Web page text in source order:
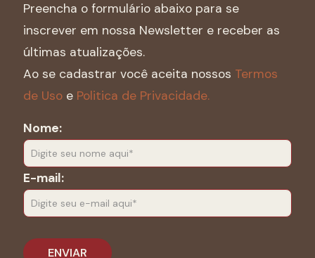
Preencha o formulário abaixo para se
inscrever em nossa Newsletter e receber as
últimas atualizações.
Ao se cadastrar você aceita nossos Termos
de Uso e Politica de Privacidade.
Nome:
E-mail: